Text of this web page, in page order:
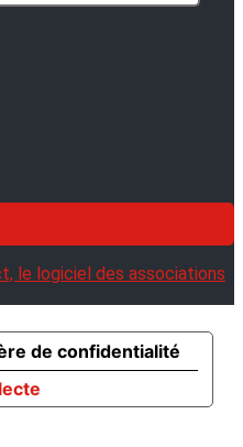
le logiciel des associations
de confidentialité